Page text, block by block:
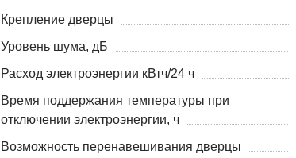
Крепление дверцы
Уровень шума, дБ
Расход электроэнергии кВтч/24 ч
Время поддержания температуры при
отключении электроэнергии, ч
Возможность перенавешивания дверцы